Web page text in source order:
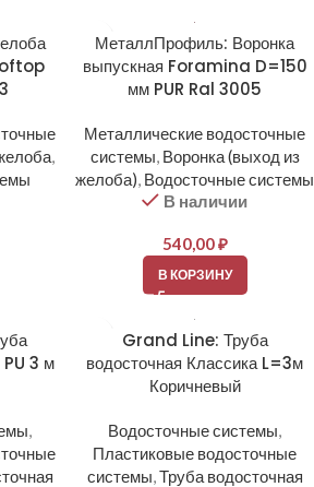
,
МеталлПрофиль: Воронка
выпускная Foramina D=150
мм PUR Ral 3005
Металлические водосточные
системы, Воронка (выход из
желоба), Водосточные системы
В наличии
540,00₽
В КОРЗИНУ
3 м
,
Grand Line: Труба
водосточная Классика L=3м
Коричневый
Водосточные системы,
Пластиковые водосточные
системы,Труба водосточная